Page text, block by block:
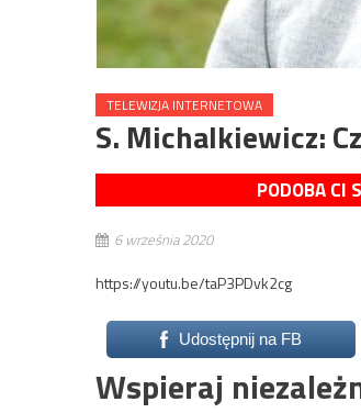
TELEWIZJA INTERNETOWA
S. Michalkiewicz:
PODOBA CI
6 września 2020
https://youtu.be/taP3PDvk2cg
Udostępnij na FB
Wspieraj